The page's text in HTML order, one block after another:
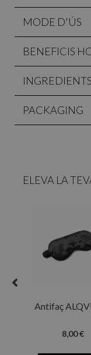
MODE D'ÚS
BENEFICIS
INGREDIENTS
PACKAGING
ELEVA LA
Antifaç
8,00 €